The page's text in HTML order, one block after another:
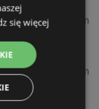
187,2 km
65-022
232,11 km
się więcej